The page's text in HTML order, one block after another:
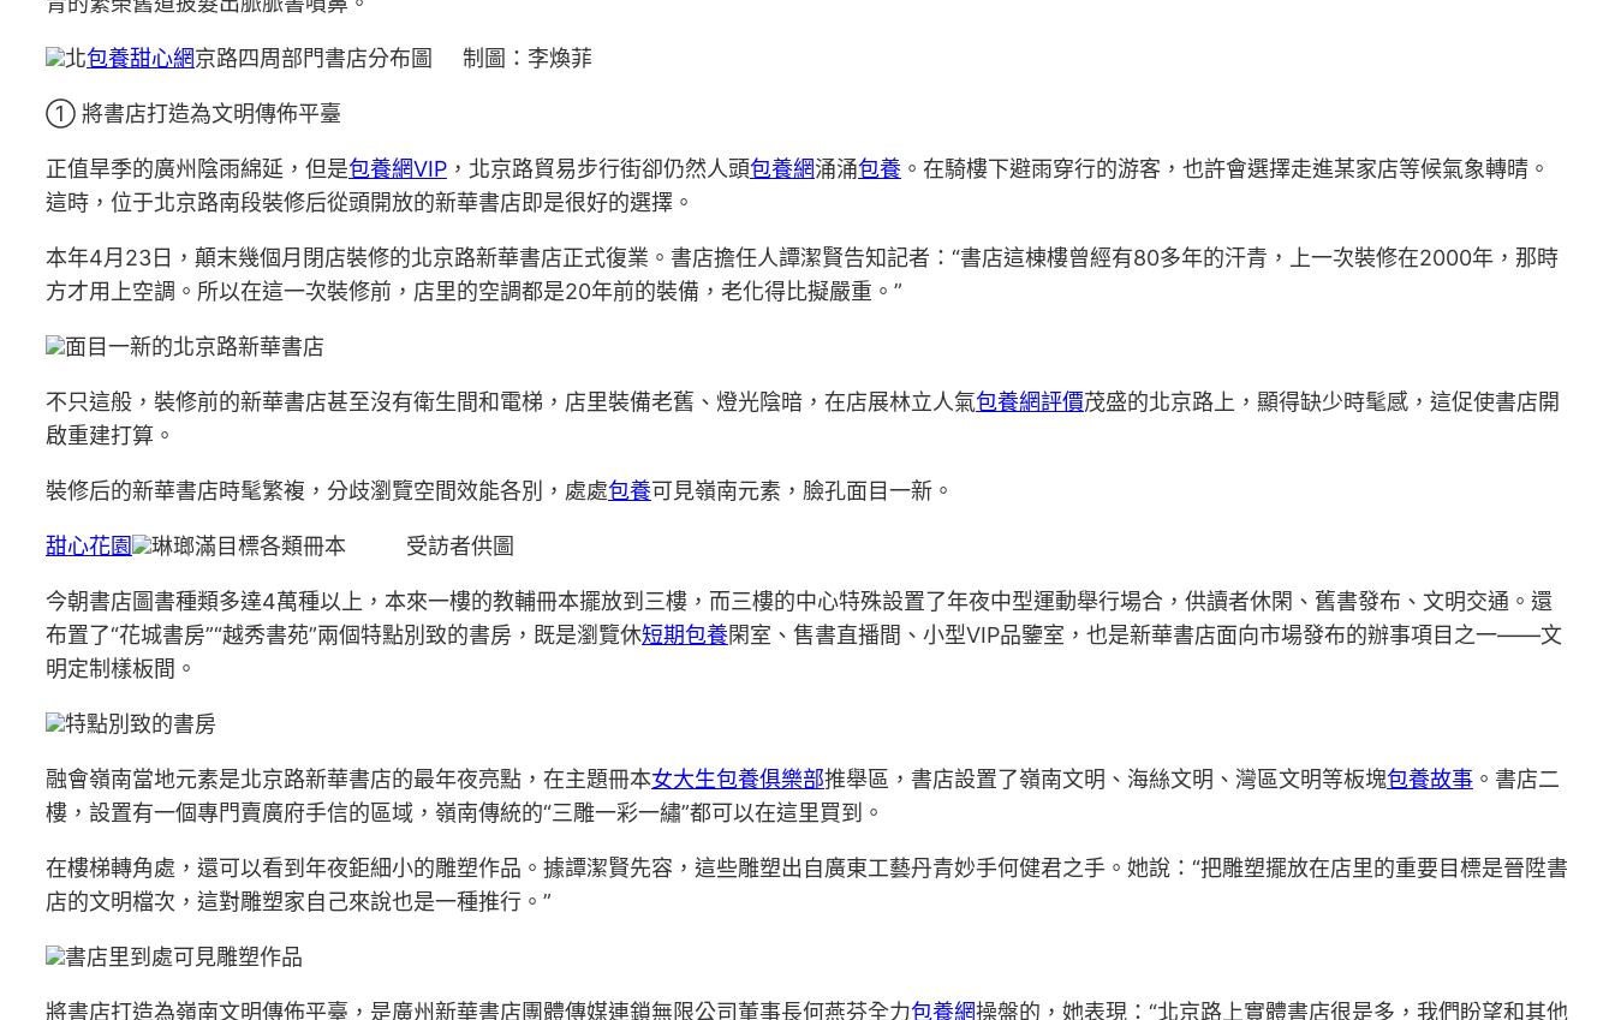
北包養甜心網京路四周部門書店分布圖 制圖：李煥菲
① 將書店打造為文明傳佈平臺
正值旱季的廣州陰雨綿延，但是包養網VIP ，北京路貿易步行街卻仍然人頭包養網涌涌包養 。在騎樓下避雨穿行的游客，也許會選擇走進某家店等候氣象轉晴。
這時，位于北京路南段裝修后從頭開放的新華書店即是很好的選擇。
本年4月23日，顛末幾個月閉店裝修的北京路新華書店正式復業。書店擔任人譚潔賢告知記者：“書店這棟樓曾經有80多年的汗青，上一次裝修在2000年，那時
方才用上空調。所以在這一次裝修前，店里的空調都是20年前的裝備，老化得比擬嚴重。”
面目一新的北京路新華書店
不只這般，裝修前的新華書店甚至沒有衛生間和電梯，店里裝備老舊、燈光陰暗，在店展林立人氣包養網評價茂盛的北京路上，顯得缺少時髦感，這促使書店開
啟重建打算。
裝修后的新華書店時髦繁複，分歧瀏覽空間效能各別，處處包養可見嶺南元素，臉孔面目一新。
甜心花園 琳瑯滿目標各類冊本 受訪者供圖
今朝書店圖書種類多達4萬種以上，本來一樓的教輔冊本擺放到三樓，而三樓的中心特殊設置了年夜中型運動舉行場合，供讀者休閑、舊書發布、文明交通。還
布置了“花城書房”“越秀書苑”兩個特點別致的書房，既是瀏覽休短期包養閑室、售書直播間、小型VIP品鑒室，也是新華書店面向市場發布的辦事項目之一——文
明定制樣板間。
特點別致的書房
融會嶺南當地元素是北京路新華書店的最年夜亮點，在主題冊本女大生包養俱樂部推舉區，書店設置了嶺南文明、海絲文明、灣區文明等板塊包養故事 。書店二
樓，設置有一個專門賣廣府手信的區域，嶺南傳統的“三雕一彩一繡”都可以在這里買到。
在樓梯轉角處，還可以看到年夜鉅細小的雕塑作品。據譚潔賢先容，這些雕塑出自廣東工藝丹青妙手何健君之手。她說：“把雕塑擺放在店里的重要目標是晉陞書
店的文明檔次，這對雕塑家自己來說也是一種推行。”
書店里到處可見雕塑作品
將書店打造為嶺南文明傳佈平臺，是廣州新華書店團體傳媒連鎖無限公司董事長何燕芬全力包養網操盤的，她表現：“北京路上實體書店很是多，我們盼望和其他